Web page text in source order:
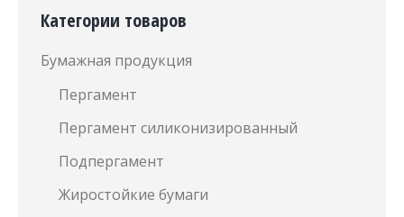
Категории товаров
Бумажная продукция
Пергамент
Пергамент силиконизированный
Подпергамент
Жиростойкие бумаги